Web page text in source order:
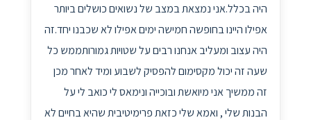
היה בכלל.אני נמצאת במצב של נשואים כושלים ביותר
אפילו היינו בחופשה חמישה ימים אפילו לא שכבנו יחד.זה
היה עצוב ומעליב אנחנו רבים על שטויות גמורותממש כל
שעה זה יכול מקסימום להפסיק לשבוע ומיד לאחר מכן
זה ממשיך אני מיואשת ובוכייה ונימאס לי כואב לי על
הבנות שלי , ואמא שלי כזאת פרימיטיבית שהיא בחיים לא